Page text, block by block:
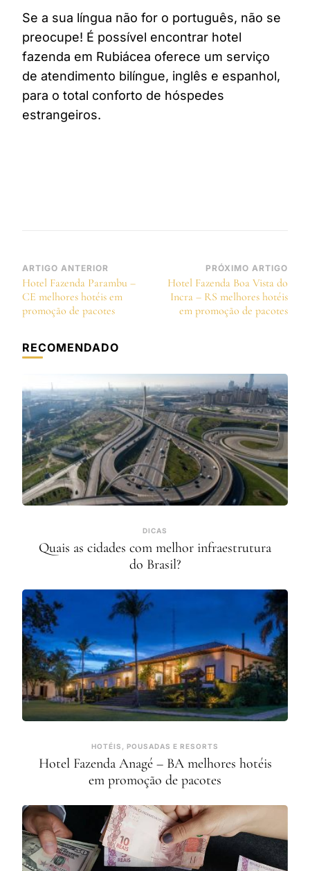
Se a sua língua não for o português, não se
preocupe! É possível encontrar hotel
fazenda em Rubiácea oferece um serviço
de atendimento bilíngue, inglês e espanhol,
para o total conforto de hóspedes
estrangeiros.
Navegação
de
post
ARTIGO ANTERIOR
Hotel Fazenda Parambu –
CE melhores hotéis em
promoção de pacotes
PRÓXIMO ARTIGO
Hotel Fazenda Boa Vista do
Incra – RS melhores hotéis
em promoção de pacotes
RECOMENDADO
DICAS
Quais as cidades com melhor infraestrutura
do Brasil?
HOTÉIS, POUSADAS E RESORTS
Hotel Fazenda Anagé – BA melhores hotéis
em promoção de pacotes